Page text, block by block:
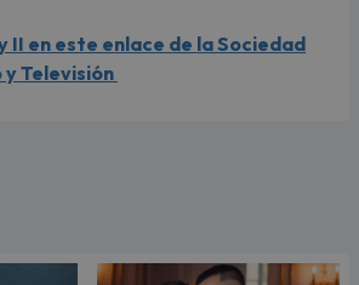
II en este enlace de la Sociedad
y Televisión